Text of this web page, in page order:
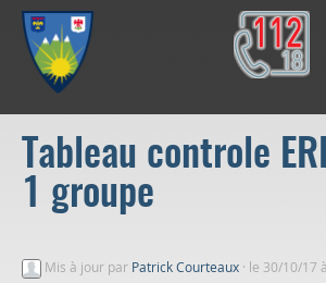
Tableau controle
1 groupe
Mis à jour par Patrick Courteaux · le 30/10/17